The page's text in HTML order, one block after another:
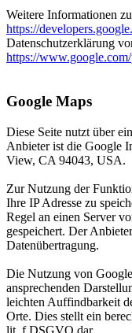
Weitere Informationen
https://
Datenschutzerklärung
https://
Google Maps
Diese Seite nutzt über
Anbieter ist die Google
View, CA 94043, USA.
Zur Nutzung der
Ihre IP Adresse zu
Regel an einen Server
gespeichert. Der
Datenübertragung.
Die Nutzung von
ansprechenden
leichten Auffindbarkeit
Orte. Dies stellt ein
lit. f DSGVO dar.